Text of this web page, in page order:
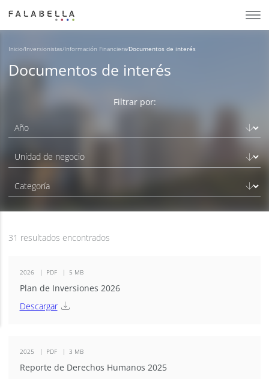
Inicio/Inversionistas/Información Financiera/Documentos de interés
Documentos de interés
Filtrar por:
31 resultados encontrados
2026 PDF 5 MB
Plan de Inversiones 2026
Descargar
2025 PDF 3 MB
Reporte de Derechos Humanos 2025